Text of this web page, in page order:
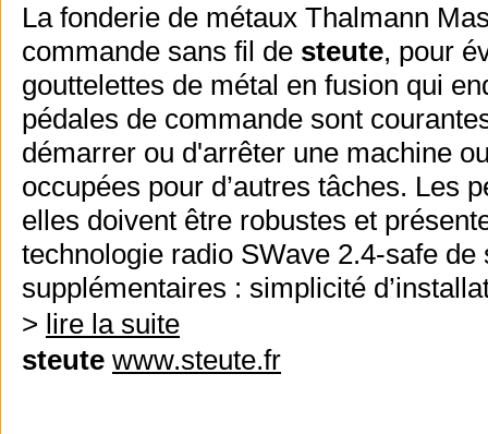
La fonderie de métaux Thalmann
commande sans fil de steute, pour
gouttelettes de métal en fusion qui
pédales de commande sont
démarrer ou d'arrêter une machine
occupées pour d’autres tâches. Les
elles doivent être robustes et
technologie radio SWave 2.4-safe
supplémentaires : simplicité
> lire la suite
steute www.steute.fr